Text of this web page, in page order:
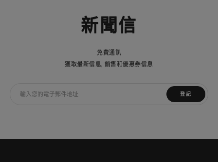
新聞信
免費通訊
獲取最新信息，銷售和優惠券信息
登記